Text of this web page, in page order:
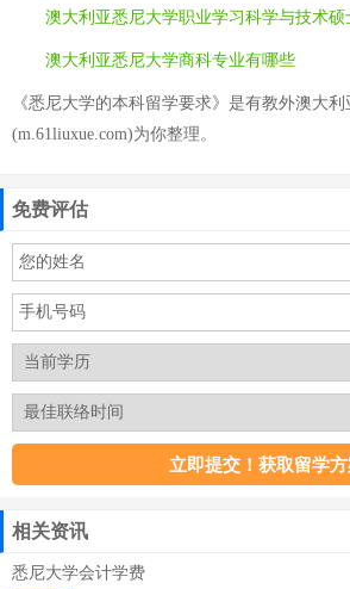
澳大利亚悉尼大学职业学习科学与技术硕
澳大利亚悉尼大学商科专业有哪些
《悉尼大学的本科留学要求》是有教外澳大利
(m.61liuxue.com)为你整理。
免费评估
相关资讯
悉尼大学会计学费